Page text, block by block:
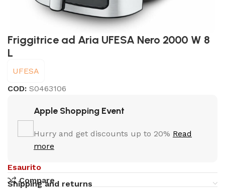
Friggitrice ad Aria UFESA Nero 2000 W 8
L
UFESA
COD:S0463106
Apple Shopping Event
Hurry and get discounts up to 20% Read
more
Esaurito
Compare
Shipping and returns